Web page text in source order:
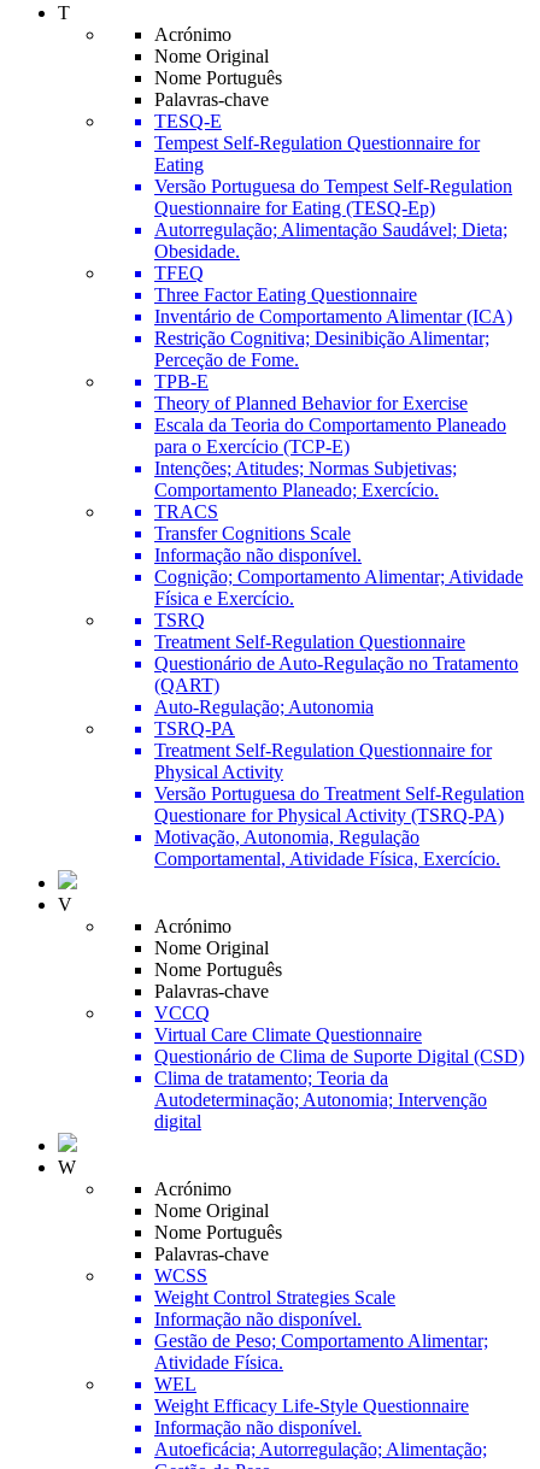
T
Acrónimo
Nome Original
Nome Português
Palavras-chave
TESQ-E
Tempest Self-Regulation Questionnaire for
Eating
Versão Portuguesa do Tempest Self-Regulation
Questionnaire for Eating (TESQ-Ep)
Autorregulação; Alimentação Saudável; Dieta;
Obesidade.
TFEQ
Three Factor Eating Questionnaire
Inventário de Comportamento Alimentar (ICA)
Restrição Cognitiva; Desinibição Alimentar;
Perceção de Fome.
TPB-E
Theory of Planned Behavior for Exercise
Escala da Teoria do Comportamento Planeado
para o Exercício (TCP-E)
Intenções; Atitudes; Normas Subjetivas;
Comportamento Planeado; Exercício.
TRACS
Transfer Cognitions Scale
Informação não disponível.
Cognição; Comportamento Alimentar; Atividade
Física e Exercício.
TSRQ
Treatment Self-Regulation Questionnaire
Questionário de Auto-Regulação no Tratamento
(QART)
Auto-Regulação; Autonomia
TSRQ-PA
Treatment Self-Regulation Questionnaire for
Physical Activity
Versão Portuguesa do Treatment Self-Regulation
Questionare for Physical Activity (TSRQ-PA)
Motivação, Autonomia, Regulação
Comportamental, Atividade Física, Exercício.
V
Acrónimo
Nome Original
Nome Português
Palavras-chave
VCCQ
Virtual Care Climate Questionnaire
Questionário de Clima de Suporte Digital (CSD)
Clima de tratamento; Teoria da
Autodeterminação; Autonomia; Intervenção
digital
W
Acrónimo
Nome Original
Nome Português
Palavras-chave
WCSS
Weight Control Strategies Scale
Informação não disponível.
Gestão de Peso; Comportamento Alimentar;
Atividade Física.
WEL
Weight Efficacy Life-Style Questionnaire
Informação não disponível.
Autoeficácia; Autorregulação; Alimentação;